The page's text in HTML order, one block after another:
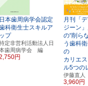
日本歯周病学会認定
科衛生士スキルア
ップ
定非営利活動法人日
歯周病学会 編
円
月刊「
ジーン
の“削ら
う歯科
の
カリエ
ル5つの
伊藤直
3,960円